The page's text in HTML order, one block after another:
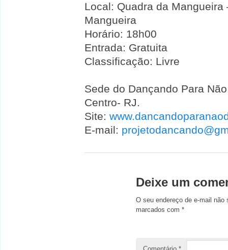
Local: Quadra da
Mangueira
Horário: 18h00
Entrada: Gratuita
Classificação: Livre
Sede do Dançando Para
Centro- RJ.
Site:
E-mail:
Deixe um
O seu endereço de e-mail não
marcados com*
Comentário*